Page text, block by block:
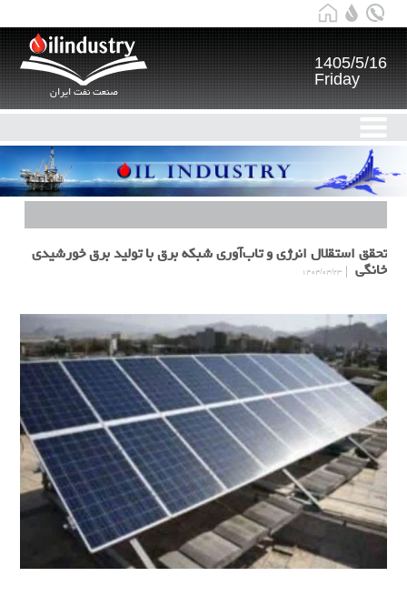
صنعت نفت ایران
1405/5/16
Friday
تحقق استقلال انرژی و تاب‌آوری شبکه برق با تولید برق خورشیدی
خانگی
۱۴۰۴/۰۴/۲۳